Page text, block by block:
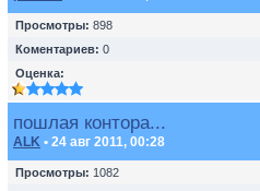
Просмотры: 898
Коментариев: 0
Оценка:
пошлая контора...
ALK • 24 авг 2011, 00:28
Просмотры: 1082